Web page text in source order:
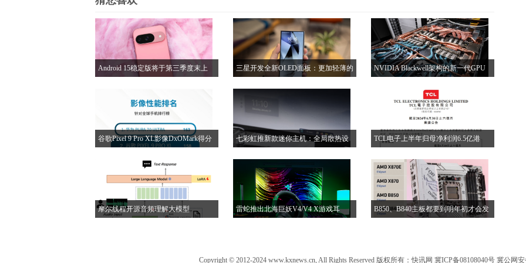
Android 15稳定版将于第三季度末上 三星开发全新OLED面板：更加轻薄的 NVIDIA Blackwell架构的新一代GPU
谷歌Pixel 9 Pro XL影像DxOMark得分
第2
七彩虹推新款迷你主机：全局散热设 TCL电子上半年归母净利润6.5亿港
摩尔线程开源音频理解大模型 雷蛇推出北海巨妖V4/V4 X游戏耳 B850、B840主板都要到明年初才会发
Copyright © 2012-2024 www.kxnews.cn, All Rights Reserved 版权所有：快讯网 冀ICP备08108040号 冀公网安